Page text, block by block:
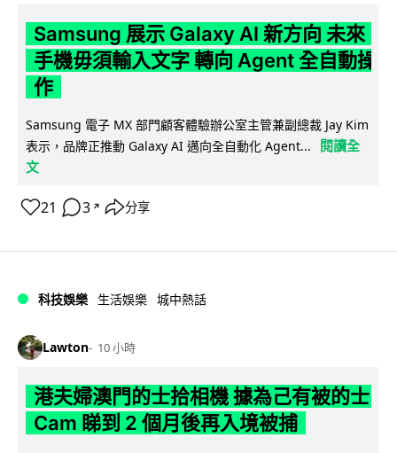
Samsung 展示 Galaxy AI 新方向 未來
手機毋須輸入文字 轉向 Agent 全自動操
作
Samsung 電子 MX 部門顧客體驗辦公室主管兼副總裁 Jay Kim
表示，品牌正推動 Galaxy AI 邁向全自動化 Agent...
閱讀全
文
21 3 ↗ 分享
科技娛樂 生活娛樂 城中熱話
Lawton 10 小時
港夫婦澳門的士拾相機 據為己有被的士
Cam 睇到 2 個月後再入境被捕